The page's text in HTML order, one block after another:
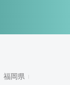
福岡県